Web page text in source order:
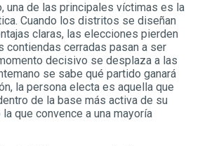
una de las principales víctimas es la
Cuando los distritos se diseñan
claras, las elecciones pierden
contiendas cerradas pasan a ser
decisivo se desplaza a las
se sabe qué partido ganará
la persona electa es aquella que
de la base más activa de su
que convence a una mayoría